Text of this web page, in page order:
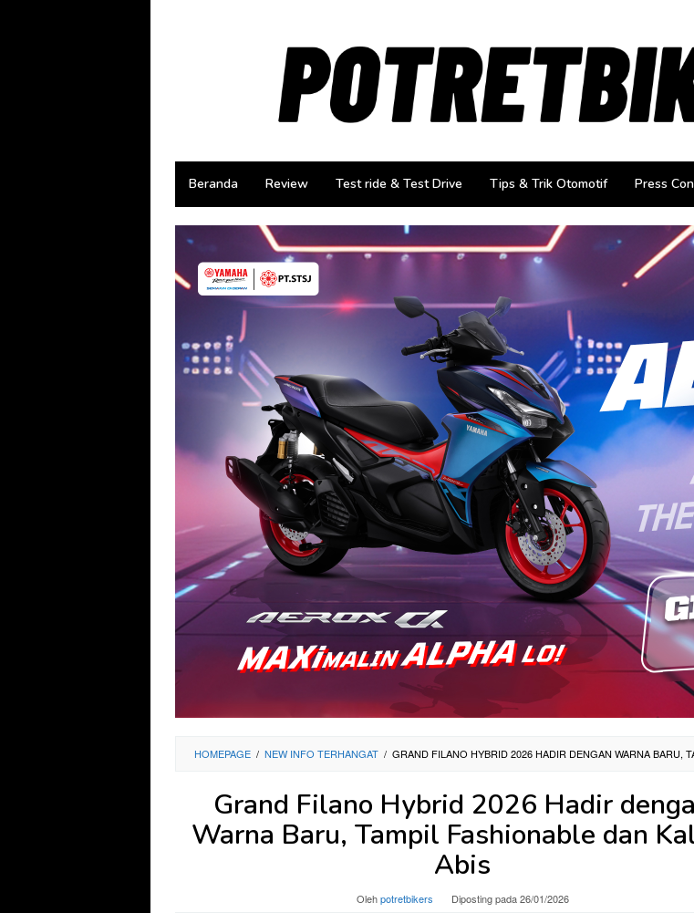
Beranda Review Test ride & Test Drive Tips & Trik Otomotif Press
HOMEPAGE / NEW INFO TERHANGAT / GRAND FILANO HYBRID 2026 HADIR DENGAN WARNA BARU,
Grand Filano Hybrid 2026 Hadir
Warna Baru, Tampil Fashionable dan
Abis
Olehpotretbikers Diposting pada26/01/2026